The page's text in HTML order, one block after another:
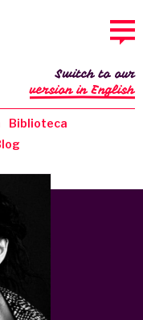
Biblioteca
Switch to our
version in English